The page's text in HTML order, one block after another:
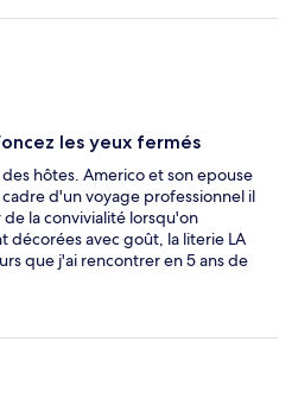
les yeux fermés
hôtes. Americo et son epouse
d'un voyage professionnel il
la convivialité lorsqu'on
décorées avec goût, la literie LA
que j'ai rencontrer en 5 ans de
une résidence sécurisée, pas de
Mais c'est surtout une très belle